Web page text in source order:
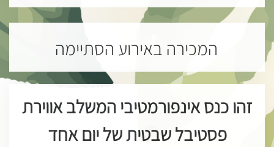
המכירה באירוע הסתיימה
זהו כנס אינפורמטיבי המשלב אווירת
פסטיבל שבטית של יום אחד